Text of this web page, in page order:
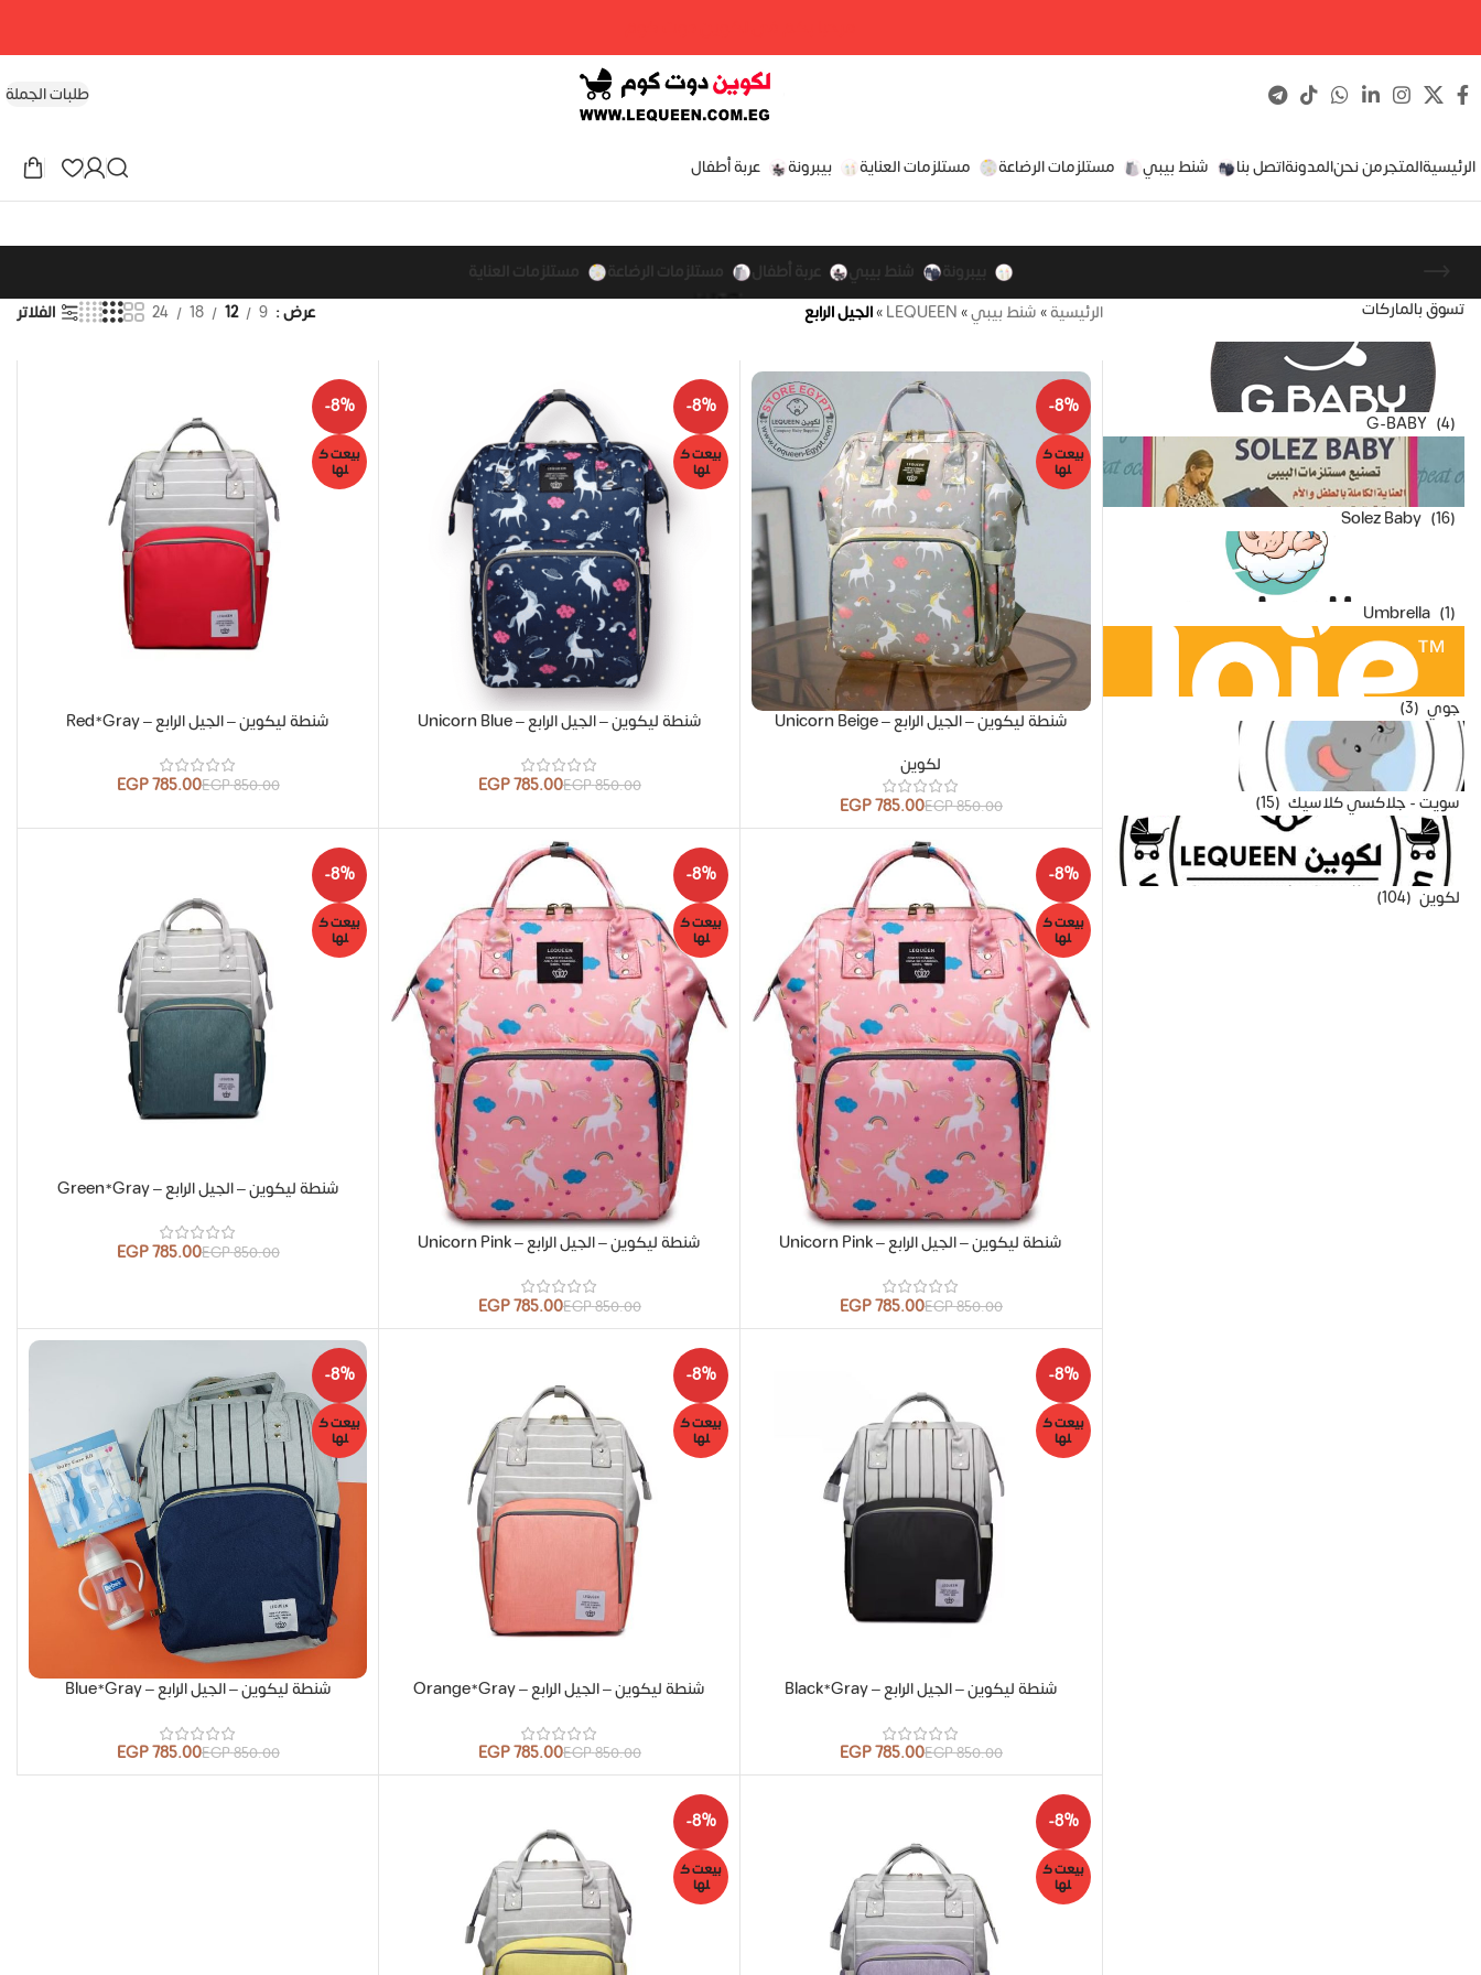
طلبات الجملة
الرئيسيةالمتجرمن نحنالمدونةاتصل بنا شنط بيبي مستلزمات الرضاعة مستلزمات العناية بيبرونة عربة أطفال
تسوق بالماركات
G-BABY (4)
Solez Baby (16)
Umbrella (1)
جوي (3)
سويت - جلاكسي كلاسيك (15)
لكوين (104)
الرئيسية»شنط بيبي»
LEQUEEN
»الجيل الرابع عرض 9
12
18
24 الفلاتر
-8%
بيعت ك
لها
شنطة ليكوين – الجيل الرابع – Unicorn Beige
لكوين
850.00
EGP
785.00
EGP
-8%
بيعت ك
لها
شنطة ليكوين – الجيل الرابع – Unicorn Blue
850.00
EGP
785.00
EGP
-8%
بيعت ك
لها
شنطة ليكوين – الجيل الرابع – Red*Gray
850.00
EGP
785.00
EGP
-8%
بيعت ك
لها
شنطة ليكوين – الجيل الرابع – Unicorn Pink
850.00
EGP
785.00
EGP
-8%
بيعت ك
لها
شنطة ليكوين – الجيل الرابع – Unicorn Pink
850.00
EGP
785.00
EGP
-8%
بيعت ك
لها
شنطة ليكوين – الجيل الرابع – Green*Gray
850.00
EGP
785.00
EGP
-8%
بيعت ك
لها
شنطة ليكوين – الجيل الرابع – Black*Gray
850.00
EGP
785.00
EGP
-8%
بيعت ك
لها
شنطة ليكوين – الجيل الرابع – Orange*Gray
850.00
EGP
785.00
EGP
-8%
بيعت ك
لها
شنطة ليكوين – الجيل الرابع – Blue*Gray
850.00
EGP
785.00
EGP
-8%
بيعت ك
لها
-8%
بيعت ك
لها